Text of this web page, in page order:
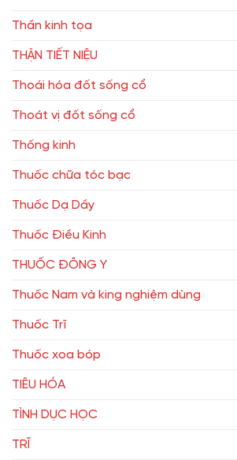
Thần kinh tọa
THẬN TIẾT NIỆU
Thoái hóa đốt sống cổ
Thoát vị đốt sống cổ
Thống kinh
Thuốc chữa tóc bạc
Thuốc Dạ Dầy
Thuốc Điều Kinh
THUỐC ĐÔNG Y
Thuốc Nam và king nghiệm dùng
Thuốc Trĩ
Thuốc xoa bóp
TIÊU HÓA
TÌNH DỤC HỌC
TRĨ